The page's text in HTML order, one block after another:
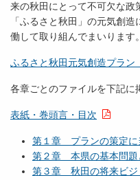
来の秋田にとって不可欠な政
「ふるさと秋田」の元気創
働して取り組んでまいります。
ふるさと秋田元気創造プラ
各章ごとのファイルを下記に
表紙・巻頭言・目次
第１章 プランの策定
第２章 本県の基本問
第３章 秋田の将来ビ